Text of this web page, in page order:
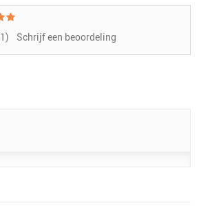
1) Schrijf een beoordeling